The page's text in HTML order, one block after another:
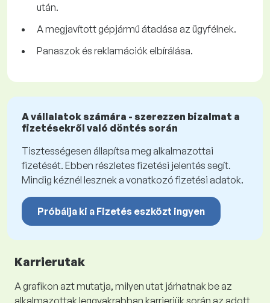
után.
A megjavított gépjármű átadása az ügyfélnek.
Panaszok és reklamációk elbírálása.
A vállalatok számára - szerezzen bizalmat a
fizetésekről való döntés során
Tisztességesen állapítsa meg alkalmazottai
fizetését. Ebben részletes fizetési jelentés segít.
Mindig kéznél lesznek a vonatkozó fizetési adatok.
Próbálja ki a Fizetés eszközt ingyen
Karrierutak
A grafikon azt mutatja, milyen utat járhatnak be az